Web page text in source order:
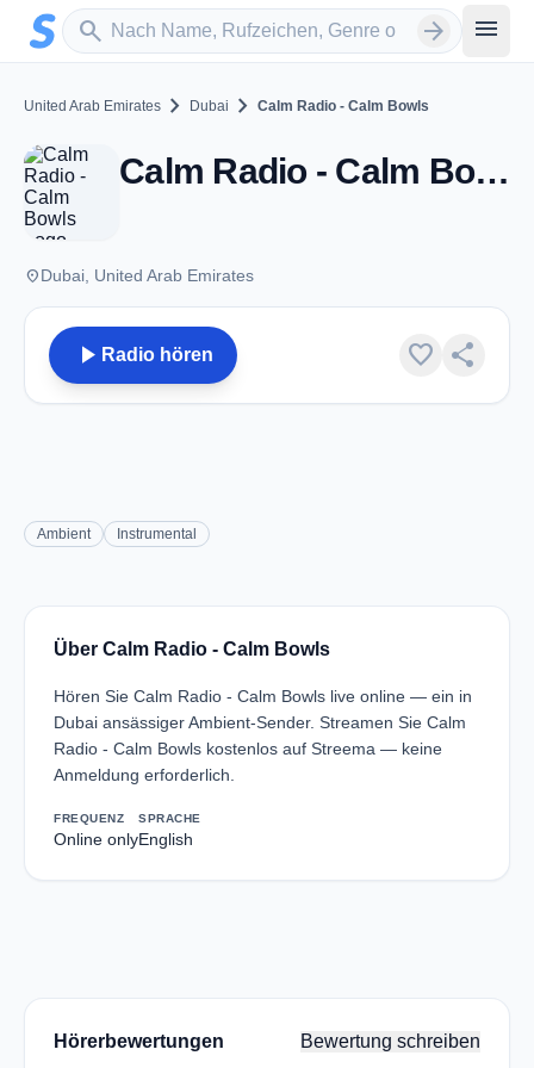
Zum Hauptinhalt springen
search
Sender suchen arrow_forward menu
United Arab Emirates chevron_right Dubai chevron_right Calm Radio - Calm Bowls
Calm Radio - Calm Bowls - Dubai
placeDubai, United Arab Emirates
play_arrow Radio hören favorite share
Ambient Instrumental
Über Calm Radio - Calm Bowls
Hören Sie Calm Radio - Calm Bowls live online — ein in
Dubai ansässiger Ambient-Sender. Streamen Sie Calm
Radio - Calm Bowls kostenlos auf Streema — keine
Anmeldung erforderlich.
FREQUENZ
Online only
SPRACHE
English
Hörerbewertungen Bewertung schreiben